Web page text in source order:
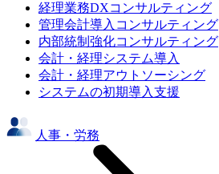
経理業務DXコンサルティング
管理会計導入コンサルティング
内部統制強化コンサルティング
会計・経理システム導入
会計・経理アウトソーシング
システムの初期導入支援
人事・労務